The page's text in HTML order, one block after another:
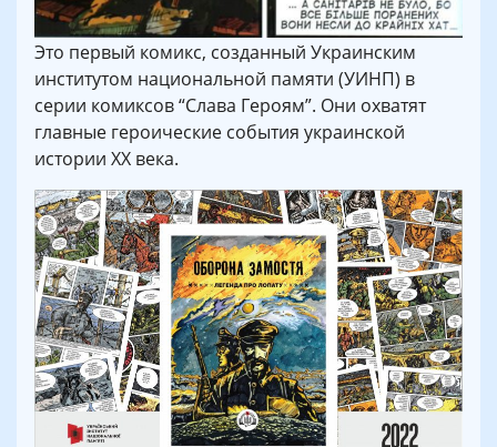
Это первый комикс, созданный Украинским
институтом национальной памяти (УИНП) в
серии комиксов “Слава Героям”. Они охватят
главные героические события украинской
истории XX века.